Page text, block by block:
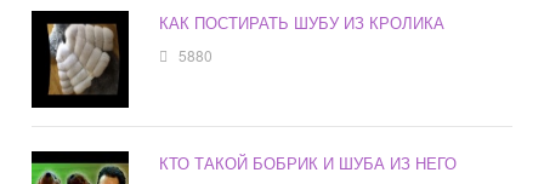
КАК ПОСТИРАТЬ ШУБУ ИЗ КРОЛИКА
5880
КТО ТАКОЙ БОБРИК И ШУБА ИЗ НЕГО